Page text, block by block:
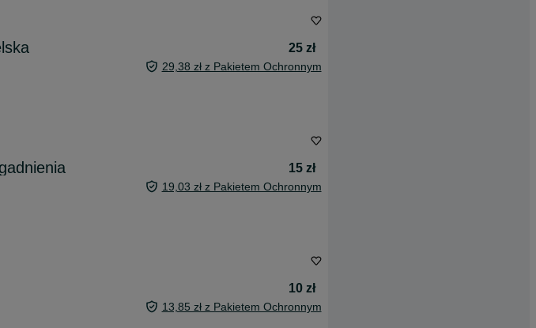
25 zł
29,38 zł z Pakietem Ochronnym
15 zł
19,03 zł z Pakietem Ochronnym
10 zł
13,85 zł z Pakietem Ochronnym